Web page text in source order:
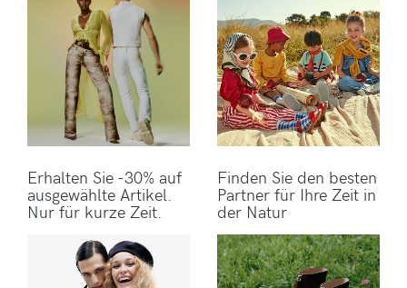
Erhalten Sie -30% auf
ausgewählte Artikel.
Nur für kurze Zeit.
Finden Sie den besten
Partner für Ihre Zeit in
der Natur